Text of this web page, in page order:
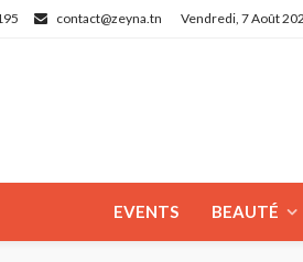
contact@zeyna.tn Vendredi, 7 Août
EVENTS BEAUTÉ